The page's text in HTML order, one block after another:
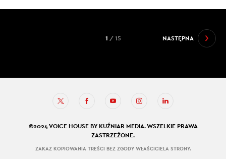
NASTĘPNA
1 / 15
©2024 VOICE HOUSE BY KUŹNIAR MEDIA. WSZELKIE PRAWA
ZASTRZEŻONE.
ZAKAZ KOPIOWANIA TREŚCI BEZ ZGODY WŁAŚCICIELA STRONY.